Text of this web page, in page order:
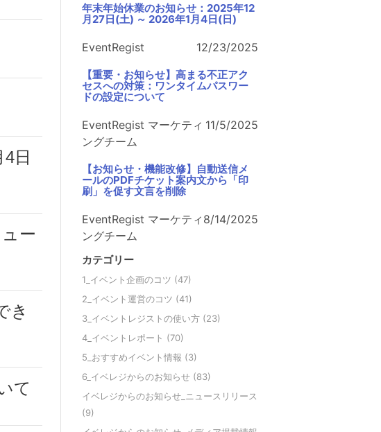
日
ー
き
て
年末年始休業のお知らせ：2025年12
月27日(土) ～ 2026年1月4日(日)
EventRegist 12/23/2025
【重要・お知らせ】高まる不正アク
セスへの対策：ワンタイムパスワー
ドの設定について
EventRegist マーケティ
ングチーム
11/5/2025
【お知らせ・機能改修】自動送信メ
ールのPDFチケット案内文から「印
刷」を促す文言を削除
EventRegist マーケティ
ングチーム
8/14/2025
カテゴリー
1_イベント企画のコツ (47)
2_イベント運営のコツ (41)
3_イベントレジストの使い方 (23)
4_イベントレポート (70)
5_おすすめイベント情報 (3)
6_イベレジからのお知らせ (83)
イベレジからのお知らせ_ニュースリリース
(9)